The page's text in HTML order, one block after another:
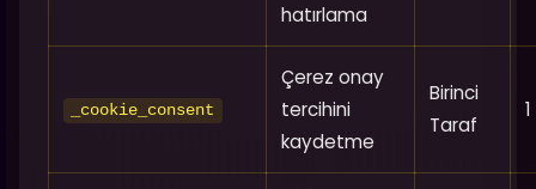
hatırlama
_cookie_consent
Çerez onay
tercihini
kaydetme
Birinci
Taraf